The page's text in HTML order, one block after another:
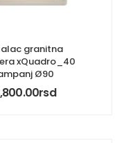
granitna
xQuadro_40
Ø90
rsd